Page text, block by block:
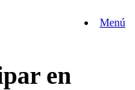
Menú
en